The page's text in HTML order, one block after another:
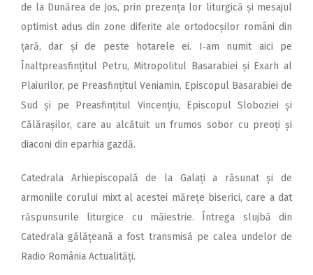
de la Dunărea de Jos, prin prezența lor liturgică și mesajul
optimist adus din zone diferite ale ortodocșilor români din
țară, dar și de peste hotarele ei. I‑am numit aici pe
Înaltpreasfințitul Petru, Mitropolitul Basarabiei și Exarh al
Plaiurilor, pe Preasfințitul Veniamin, Episcopul Basarabiei de
Sud și pe Preasfințitul Vincențiu, Episcopul Sloboziei și
Călărașilor, care au alcătuit un frumos sobor cu preoți și
diaconi din eparhia gazdă.
Catedrala Arhiepiscopală de la Galați a răsunat și de
armoniile corului mixt al acestei mărețe biserici, care a dat
răspunsurile liturgice cu măiestrie. Întrega slujbă din
Catedrala gălățeană a fost transmisă pe calea undelor de
Radio România Actualități.